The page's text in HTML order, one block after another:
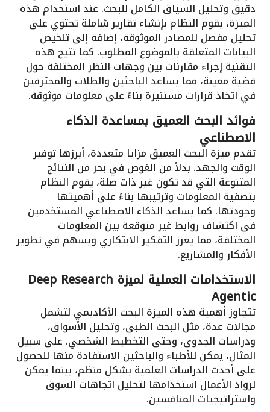
دقيق وتحليل السياق الكامل للبحث. عند استخدام هذه
الميزة، يقوم النظام بإنشاء تقارير شاملة تحتوي على
تحليل مفصل للمصادر الموثوقة، إضافة إلى تلخيص
البيانات المتعلقة بالموضوع المطلوب. كما تتيح هذه
التقنية إجراء مقارنات بين وجهات النظر المختلفة حول
قضية معينة، مما يساعد الباحثين والطلاب والمحترفين
في اتخاذ قرارات مستنيرة بناءً على معلومات موثوقة.
فوائد البحث العميق بمساعدة الذكاء
الاصطناعي
تقدم ميزة البحث العميق مزايا متعددة، أبرزها توفير
الوقت والجهد. بدلاً من الغوص في بحر من النتائج
المتنوعة التي قد تكون غير ذات صلة، يقوم النظام
بتصفية المعلومات وترتيبها بناءً على أهميتها
وجودتها. كما يساعد الذكاء الاصطناعي المستخدمين
في اكتشاف روابط غير متوقعة بين المعلومات
المختلفة، مما يعزز التفكير الابتكاري ويسهم في تطوير
الأفكار والمشاريع.
الاستخدامات العملية لميزة Deep Research
Agentic
تتجاوز أهمية هذه الميزة البحث الأكاديمي لتشمل
مجالات عدة، مثل البحث الطبي، وتحليل الأسواق،
ودراسات الجدوى، وحتى التخطيط الشخصي. على سبيل
المثال، يمكن للأطباء والباحثين الاستفادة منها للحصول
على أحدث الدراسات العلمية بشكل منظم، بينما يمكن
لرواد الأعمال استخدامها لتحليل اتجاهات السوق
واستراتيجيات المنافسين.